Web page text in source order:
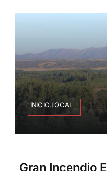
INICIO,LOCAL
Gran Incendio